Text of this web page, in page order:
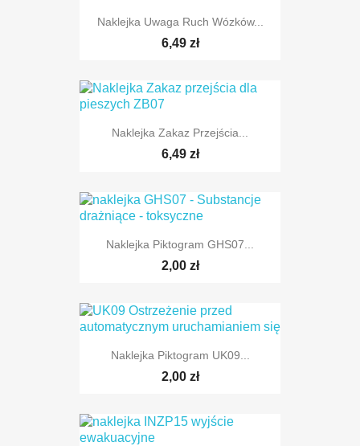
Naklejka Uwaga Ruch Wózków...
6,49 zł
Naklejka Zakaz Przejścia...
6,49 zł
Naklejka Piktogram GHS07...
2,00 zł
Naklejka Piktogram UK09...
2,00 zł